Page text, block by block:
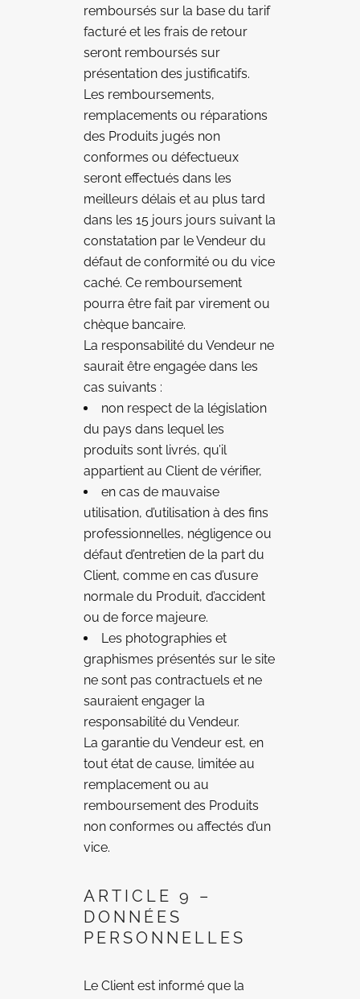
remboursés sur la base du tarif
facturé et les frais de retour
seront remboursés sur
présentation des justificatifs.
Les remboursements,
remplacements ou réparations
des Produits jugés non
conformes ou défectueux
seront effectués dans les
meilleurs délais et au plus tard
dans les 15 jours jours suivant la
constatation par le Vendeur du
défaut de conformité ou du vice
caché. Ce remboursement
pourra être fait par virement ou
chèque bancaire.
La responsabilité du Vendeur ne
saurait être engagée dans les
cas suivants :
non respect de la législation
du pays dans lequel les
produits sont livrés, qu’il
appartient au Client de vérifier,
en cas de mauvaise
utilisation, d’utilisation à des fins
professionnelles, négligence ou
défaut d’entretien de la part du
Client, comme en cas d’usure
normale du Produit, d’accident
ou de force majeure.
Les photographies et
graphismes présentés sur le site
ne sont pas contractuels et ne
sauraient engager la
responsabilité du Vendeur.
La garantie du Vendeur est, en
tout état de cause, limitée au
remplacement ou au
remboursement des Produits
non conformes ou affectés d’un
vice.
ARTICLE 9 –
DONNÉES
PERSONNELLES
Le Client est informé que la